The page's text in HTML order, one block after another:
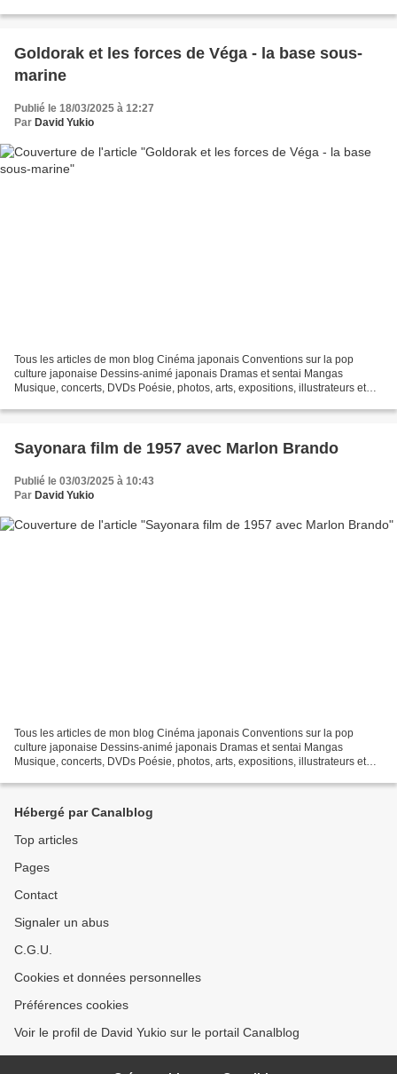
Goldorak et les forces de Véga - la base sous-
marine
Publié le 18/03/2025 à 12:27
Par David Yukio
Tous les articles de mon blog Cinéma japonais Conventions sur la pop
culture japonaise Dessins-animé japonais Dramas et sentai Mangas
Musique, concerts, DVDs Poésie, photos, arts, expositions, illustrateurs et
Sayonara film de 1957 avec Marlon Brando
Publié le 03/03/2025 à 10:43
Par David Yukio
Tous les articles de mon blog Cinéma japonais Conventions sur la pop
culture japonaise Dessins-animé japonais Dramas et sentai Mangas
Musique, concerts, DVDs Poésie, photos, arts, expositions, illustrateurs et
Hébergé par Canalblog
Top articles
Pages
Contact
Signaler un abus
C.G.U.
Cookies et données personnelles
Préférences cookies
Voir le profil de David Yukio sur le portail Canalblog